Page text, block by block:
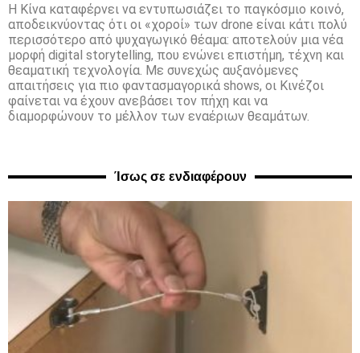
Η Κίνα καταφέρνει να εντυπωσιάζει το παγκόσμιο κοινό,
αποδεικνύοντας ότι οι «χοροί» των drone είναι κάτι πολύ
περισσότερο από ψυχαγωγικό θέαμα: αποτελούν μια νέα
μορφή digital storytelling, που ενώνει επιστήμη, τέχνη και
θεαματική τεχνολογία. Με συνεχώς αυξανόμενες
απαιτήσεις για πιο φαντασμαγορικά shows, οι Κινέζοι
φαίνεται να έχουν ανεβάσει τον πήχη και να
διαμορφώνουν το μέλλον των εναέριων θεαμάτων.
Ίσως σε ενδιαφέρουν